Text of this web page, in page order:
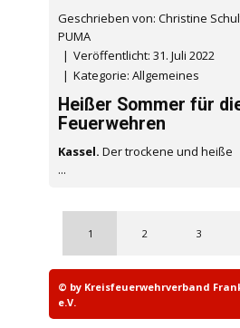
Geschrieben von: Christine
PUMA
Veröffentlicht: 31. Juli 2022
Kategorie: Allgemeines
Heißer Sommer für
Feuerwehren
Kassel. Der trockene und heiße
...
1 2 3
© by Kreisfeuerwehrverband
e.V.